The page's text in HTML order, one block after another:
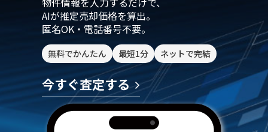
AIが推定売却価格を算出。
匿名OK・電話番号不要。
無料でかんたん 最短1分 ネットで完結
今すぐ査定する